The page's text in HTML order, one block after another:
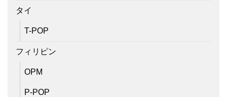
タイ
T-POP
フィリピン
OPM
P-POP